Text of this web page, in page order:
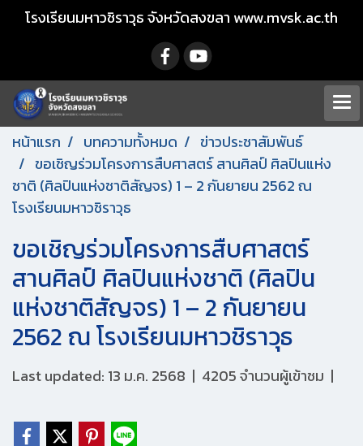
โรงเรียนมหาวชิราวุธ จังหวัดสงขลา www.mvsk.ac.th
หน้าแรก บทความทั้งหมด
ข่าวประชาสัมพันธ์
ขอเชิญร่วมโครงการสืบศาสตร์ สานศิลป์ ศิลปินแห่ง
ชาติ (ศิลปินแห่งชาติสัญจร) 1 – 2 กันยายน 2562 ณ
โรงเรียนมหาวชิราวุธ
ขอเชิญร่วมโครงการสืบศาสตร์
สานศิลป์ ศิลปินแห่งชาติ (ศิลปิน
แห่งชาติสัญจร) 1 – 2 กันยายน
2562 ณ โรงเรียนมหาวชิราวุธ
Last updated: 13 ม.ค. 2568 | 4205 จำนวนผู้เข้าชม |